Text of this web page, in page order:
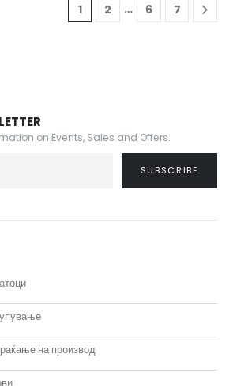
1 2 … 6 7
on Events, Sales and Offers.
на производ